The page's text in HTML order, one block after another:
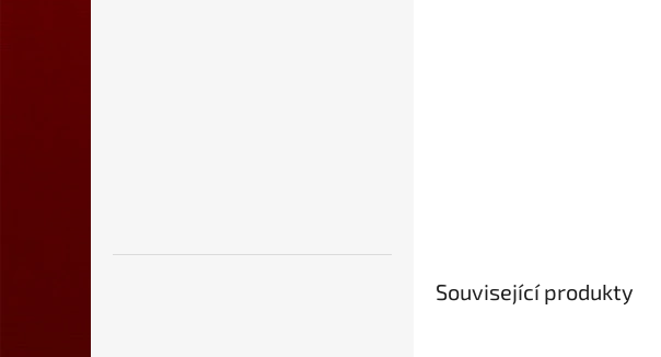
Související produkty